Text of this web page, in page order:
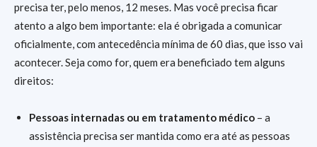
precisa ter, pelo menos, 12 meses. Mas você precisa ficar
atento a algo bem importante: ela é obrigada a comunicar
oficialmente, com antecedência mínima de 60 dias, que isso vai
acontecer. Seja como for, quem era beneficiado tem alguns
direitos:
Pessoas internadas ou em tratamento médico – a
assistência precisa ser mantida como era até as pessoas